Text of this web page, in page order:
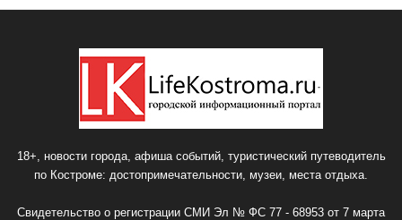
18+, новости города, афиша событий, туристический путеводитель
по Костроме: достопримечательности, музеи, места отдыха.
Свидетельство о регистрации СМИ Эл № ФС 77 - 68953 от 7 марта